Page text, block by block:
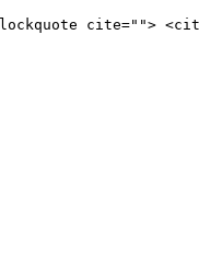
cite="">